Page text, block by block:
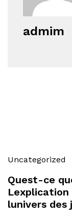
admim
Uncategorized
Quest-ce
Lexplication
lunivers des